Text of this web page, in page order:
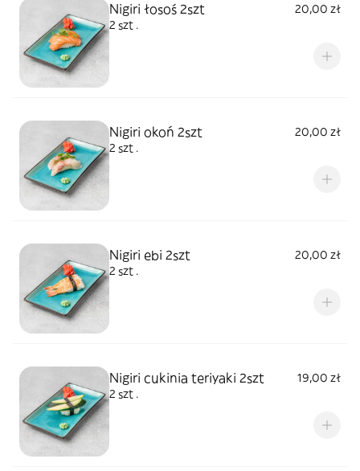
Nigiri łosoś 2szt
20,00 zł
2 szt .
Nigiri okoń 2szt
20,00 zł
2 szt .
Nigiri ebi 2szt
20,00 zł
2 szt .
Nigiri cukinia teriyaki 2szt
19,00 zł
2 szt .